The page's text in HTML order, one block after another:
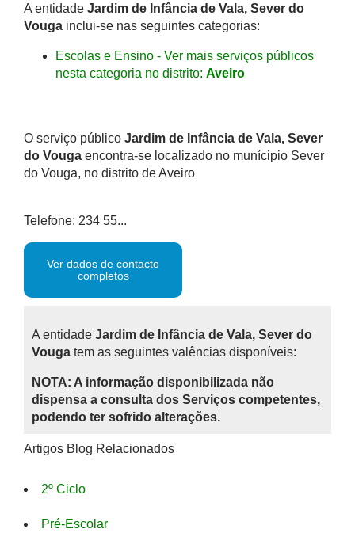
A entidade Jardim de Infância de Vala, Sever do
Vouga inclui-se nas seguintes categorias:
Escolas e Ensino - Ver mais serviços públicos
nesta categoria no distrito: Aveiro
O serviço público Jardim de Infância de Vala, Sever
do Vouga encontra-se localizado no munícipio Sever
do Vouga, no distrito de Aveiro
Telefone: 234 55...
Ver dados de contacto
completos
A entidade Jardim de Infância de Vala, Sever do
Vouga tem as seguintes valências disponíveis:
NOTA: A informação disponibilizada não
dispensa a consulta dos Serviços competentes,
podendo ter sofrido alterações.
Artigos Blog Relacionados
2º Ciclo
Pré-Escolar